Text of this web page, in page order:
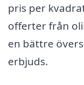
pris per
offerter från
en bättre
erbjuds.